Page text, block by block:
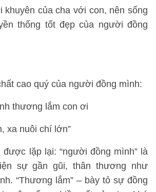
của cha với con, nên sống
thống tốt đẹp của người đồng
cao quý của người đồng mình:
thương lắm con ơi
xa nuôi chí lớn”
lặp lại: “người đồng mình” là
sự gần gũi, thân thương như
“Thương lắm” – bày tỏ sự đồng